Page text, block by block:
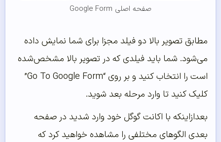
صفحه اصلی Google Form
مطابق تصویر بالا دو فیلد مجزا برای شما نمایش داده
می‌شود. شما باید فیلدی که در تصویر بالا مشخص‌شده
است را انتخاب کنید و بر روی “Go To Google Form”
کلیک کنید تا وارد مرحله بعد شوید.
بعدازاینکه با اکانت گوگل خود وارد شدید در صفحه
بعدی الگوهای مختلفی را مشاهده خواهید کرد که